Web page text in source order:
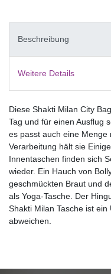
Beschreibung
Weitere Details
Diese Shakti Milan City
Tag und für einen Ausflug
es passt auch eine
Verarbeitung hält sie
Innentaschen finden sich
wieder. Ein Hauch von
geschmückten Braut und
als Yoga-Tasche. Der
Shakti Milan Tasche ist
abweichen.